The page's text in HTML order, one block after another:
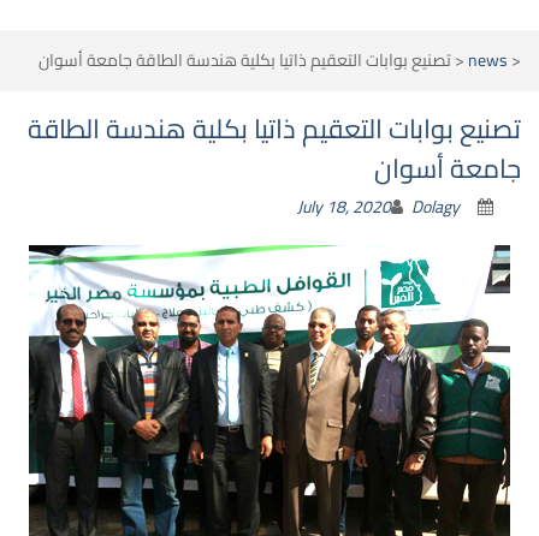
<
news
<تصنيع بوابات التعقيم ذاتيا بكلية هندسة الطاقة جامعة أسوان
تصنيع بوابات التعقيم ذاتيا بكلية هندسة الطاقة
جامعة أسوان
July 18, 2020 Dolagy